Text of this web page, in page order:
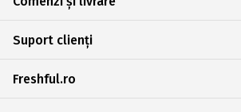
Suport clienți
Freshful.ro